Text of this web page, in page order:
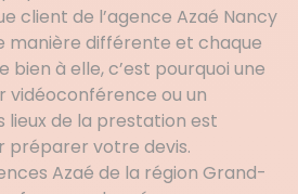
client de l’agence Azaé Nancy
manière différente et chaque
bien à elle, c’est pourquoi une
vidéoconférence ou un
lieux de la prestation est
préparer votre devis.
Azaé de la région Grand-